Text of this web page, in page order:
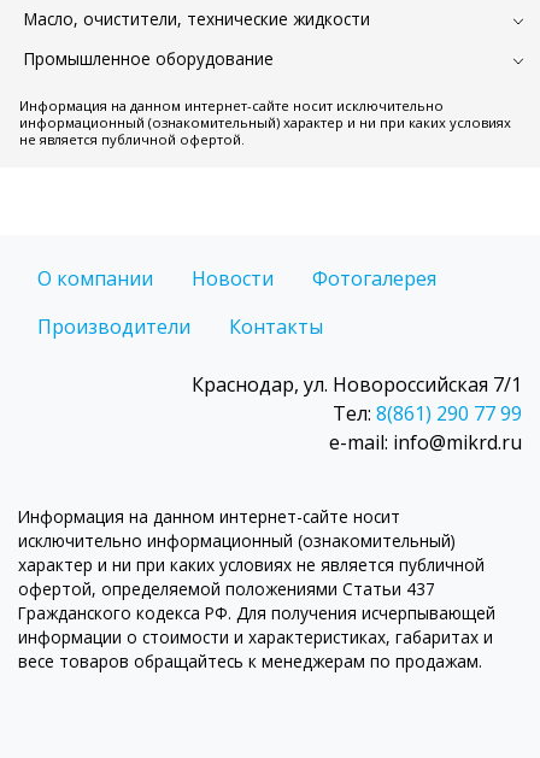
Масло, очистители, технические жидкости
Промышленное оборудование
Информация на данном интернет-сайте носит исключительно
информационный (ознакомительный) характер и ни при каких условиях
не является публичной офертой.
О компании Новости
Фотогалерея
Производители
Контакты
Краснодар, ул. Новороссийская 7/1
Тел: 8(861) 290 77 99
e-mail: info@mikrd.ru
Информация на данном интернет-сайте носит
исключительно информационный (ознакомительный)
характер и ни при каких условиях не является публичной
офертой, определяемой положениями Статьи 437
Гражданского кодекса РФ. Для получения исчерпывающей
информации о стоимости и характеристиках, габаритах и
весе товаров обращайтесь к менеджерам по продажам.